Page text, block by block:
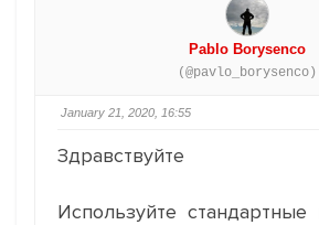
Pablo Borysenco
(@pavlo_borysenco)
January 21, 2020, 16:55
Здравствуйте
Используйте стандартные